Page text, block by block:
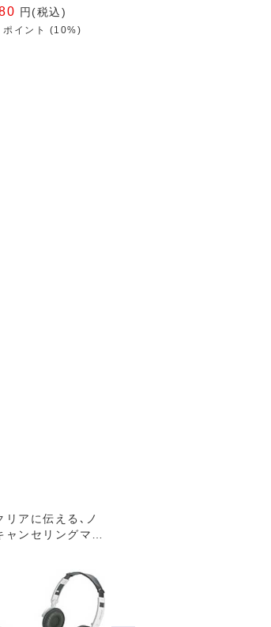
円(税込)
ポイント (10%)
リアに伝える､ノ
ャンセリングマイ